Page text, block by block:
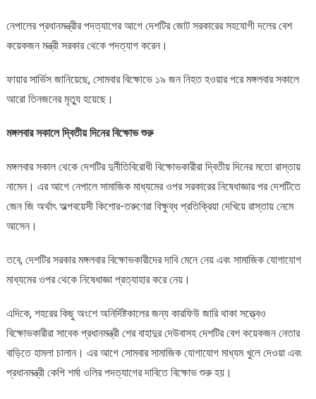
নেপালের প্রধানমন্ত্রীর পদত্যাগের আগে দেশটির জোট সরকারের সহযোগী দলের বেশ
কয়েকজন মন্ত্রী সরকার থেকে পদত্যাগ করেন।
ফায়ার সার্ভিস জানিয়েছে, সোমবার বিক্ষোভে ১৯ জন নিহত হওয়ার পরে মঙ্গলবার সকালে
আরো তিনজনের মৃত্যু হয়েছে।
মঙ্গলবার সকালে দ্বিতীয় দিনের বিক্ষোভ শুরু
মঙ্গলবার সকাল থেকে দেশটির দুর্নীতিবিরোধী বিক্ষোভকারীরা দ্বিতীয় দিনের মতো রাস্তায়
নামেন। এর আগে নেপালে সামাজিক মাধ্যমের ওপর সরকারের নিষেধাজ্ঞার পর দেশটিতে
জেন জি অর্থাৎ অল্পবয়েসী কিশোর-তরুণেরা বিক্ষুব্ধ প্রতিক্রিয়া দেখিয়ে রাস্তায় নেমে
আসেন।
তবে, দেশটির সরকার মঙ্গলবার বিক্ষোভকারীদের দাবি মেনে নেয় এবং সামাজিক যোগাযোগ
মাধ্যমের ওপর থেকে নিষেধাজ্ঞা প্রত্যাহার করে নেয়।
এদিকে, শহরের কিছু অংশে অনির্দিষ্টকালের জন্য কারফিউ জারি থাকা সত্ত্বেও
বিক্ষোভকারীরা সাবেক প্রধানমন্ত্রী শের বাহাদুর দেউবাসহ দেশটির বেশ কয়েকজন নেতার
বাড়িতে হামলা চালান। এর আগে সোমবার সামাজিক যোগাযোগ মাধ্যম খুলে দেওয়া এবং
প্রধানমন্ত্রী কেপি শর্মা ওলির পদত্যাগের দাবিতে বিক্ষোভ শুরু হয়।